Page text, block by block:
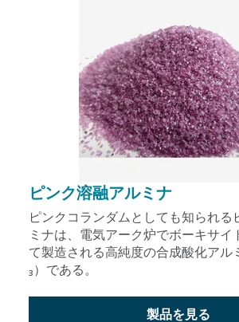
ピンク溶融アルミナ
ピンクコランダムとしても知られる
ミナは、電気アーク炉でボーキサイ
て製造される高純度の合成酸化アル
₃）である。
製品を見る